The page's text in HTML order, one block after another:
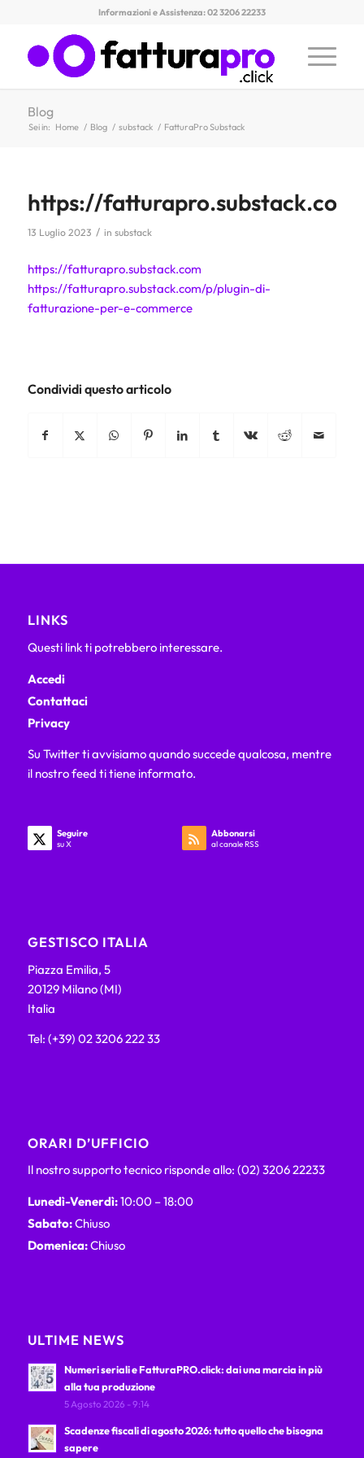
Informazioni e Assistenza: 02 3206 22233
Blog
Sei in: Home / Blog / substack / FatturaPro Substack
https://
13 Luglio 2023 / in substack
https://fatturapro.substack.com
https://fatturapro.substack.com/p/plugin-di-
fatturazione-per-e-commerce
Condividi questo articolo
LINKS
Questi link ti potrebbero interessare.
Accedi
Contattaci
Privacy
Su Twitter ti avvisiamo quando succede qualcosa, mentre
il nostro feed ti tiene informato.
Seguire
su X
Abbonarsi
al canale RSS
GESTISCO ITALIA
Piazza Emilia, 5
20129 Milano (MI)
Italia
Tel: (+39) 02 3206 222 33
ORARI D’UFFICIO
Il nostro supporto tecnico risponde allo: (02) 3206 22233
Lunedì-Venerdì:10:00 – 18:00
Sabato:Chiuso
Domenica:Chiuso
ULTIME NEWS
Numeri seriali e FatturaPRO.click: dai una marcia in più
alla tua produzione
5 Agosto 2026 - 9:14
Scadenze fiscali di agosto 2026: tutto quello che bisogna
sapere